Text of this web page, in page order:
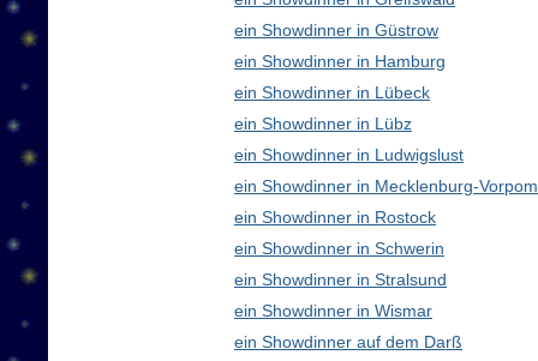
ein Showdinner in Güstrow
ein Showdinner in Hamburg
ein Showdinner in Lübeck
ein Showdinner in Lübz
ein Showdinner in Ludwigslust
ein Showdinner in Mecklenburg-
ein Showdinner in Rostock
ein Showdinner in Schwerin
ein Showdinner in Stralsund
ein Showdinner in Wismar
ein Showdinner auf dem Darß